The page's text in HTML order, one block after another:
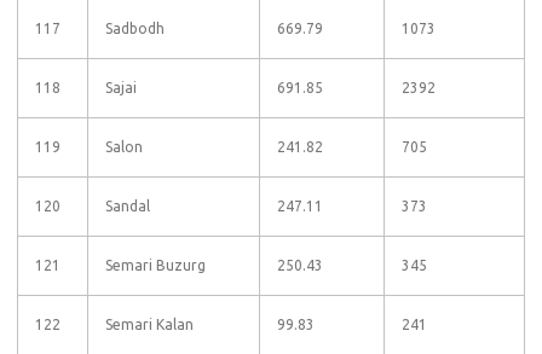
117 Sadbodh 669.79 1073
118 Sajai 691.85 2392
119 Salon 241.82 705
120 Sandal 247.11 373
121 Semari Buzurg 250.43 345
122 Semari Kalan 99.83 241